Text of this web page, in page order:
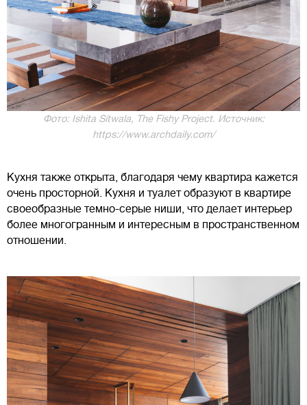
Фото: Ishita Sitwala, The Fishy Project. Источник:
https://www.archdaily.com/
Кухня также открыта, благодаря чему квартира кажется
очень просторной. Кухня и туалет образуют в квартире
своеобразные темно-серые ниши, что делает интерьер
более многогранным и интересным в пространственном
отношении.